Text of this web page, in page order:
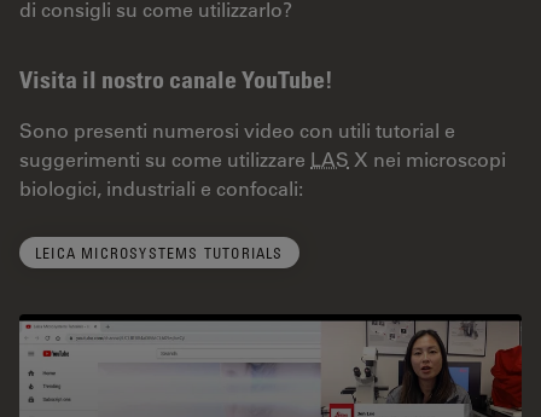
di consigli su come utilizzarlo?
Visita il nostro canale YouTube!
Sono presenti numerosi video con utili tutorial e
suggerimenti su come utilizzare LAS X nei microscopi
biologici, industriali e confocali:
LEICA MICROSYSTEMS TUTORIALS